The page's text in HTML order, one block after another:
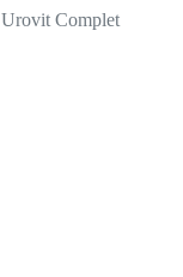
Urovit Complet